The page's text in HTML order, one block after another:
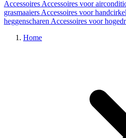
Accessoires Accessoires voor
grasmaaiers Accessoires voor
heggenscharen Accessoires voor
Home